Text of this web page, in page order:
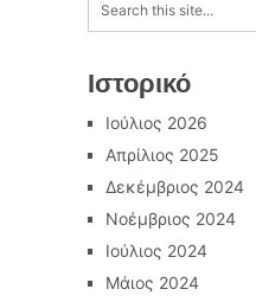
Ιστορικό
Ιούλιος 2026
Απρίλιος 2025
Δεκέμβριος 2024
Νοέμβριος 2024
Ιούλιος 2024
Μάιος 2024